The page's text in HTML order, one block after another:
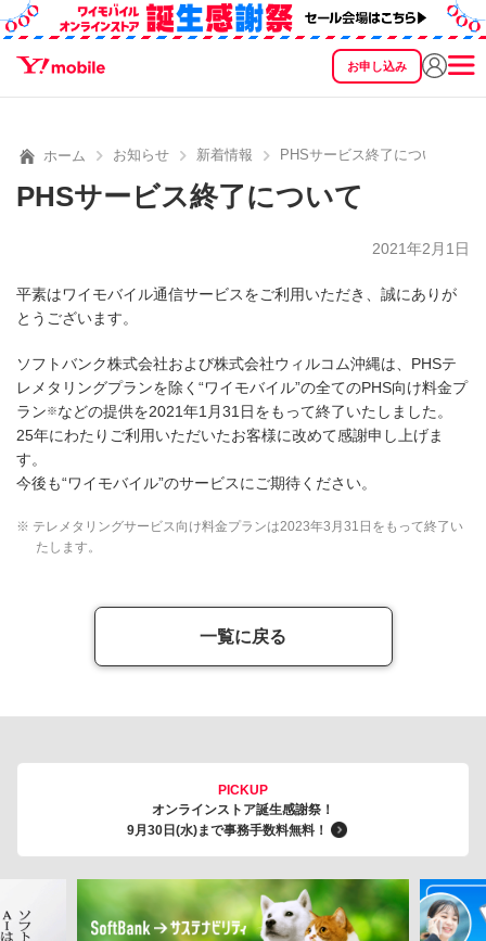
お申し込み
SEARCH
ホーム お知らせ 新着情報 PHSサービス終了について
PHSサービス終了について
2021年2月1日
平素はワイモバイル通信サービスをご利用いただき、誠にありが
とうございます。
ソフトバンク株式会社および株式会社ウィルコム沖縄は、PHSテ
レメタリングプランを除く“ワイモバイル”の全てのPHS向け料金プ
ラン※などの提供を2021年1月31日をもって終了いたしました。
25年にわたりご利用いただいたお客様に改めて感謝申し上げま
す。
今後も“ワイモバイル”のサービスにご期待ください。
※ テレメタリングサービス向け料金プランは2023年3月31日をもって終了い
たします。
一覧に戻る
PICKUP
オンラインストア誕生感謝祭！
9月30日(水)まで事務手数料無料！